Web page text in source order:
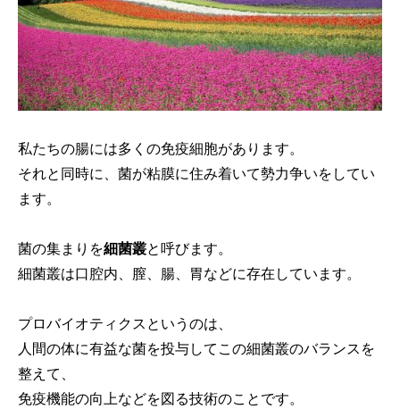
私たちの腸には多くの免疫細胞があります。
それと同時に、菌が粘膜に住み着いて勢力争いをしてい
ます。
菌の集まりを細菌叢と呼びます。
細菌叢は口腔内、膣、腸、胃などに存在しています。
プロバイオティクスというのは、
人間の体に有益な菌を投与してこの細菌叢のバランスを
整えて、
免疫機能の向上などを図る技術のことです。